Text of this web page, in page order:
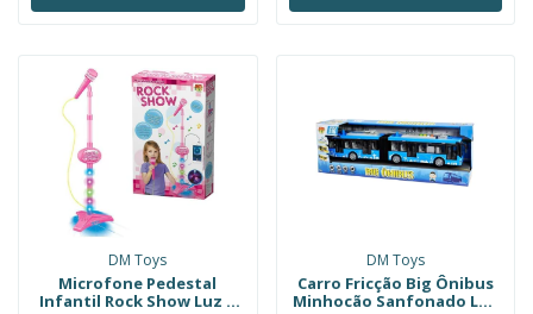
DM Toys
Microfone Pedestal
Infantil Rock Show Luz e
DM Toys
Carro Fricção Big Ônibus
Minhocão Sanfonado Luz